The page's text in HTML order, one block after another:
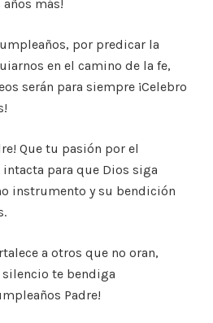
más!
por predicar la
en el camino de la fe,
serán para siempre ¡Celebro
Que tu pasión por el
para que Dios siga
instrumento y su bendición
a otros que no oran,
te bendiga
Padre!